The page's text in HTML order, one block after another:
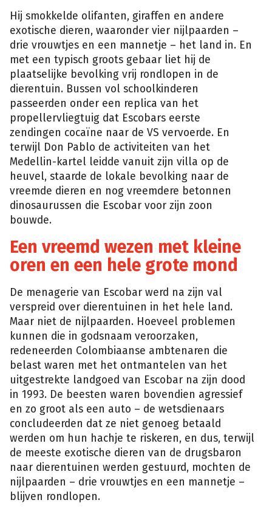
Hij smokkelde olifanten, giraffen en andere
exotische dieren, waaronder vier nijlpaarden –
drie vrouwtjes en een mannetje – het land in. En
met een typisch groots gebaar liet hij de
plaatselijke bevolking vrij rondlopen in de
dierentuin. Bussen vol schoolkinderen
passeerden onder een replica van het
propellervliegtuig dat Escobars eerste
zendingen cocaïne naar de VS vervoerde. En
terwijl Don Pablo de activiteiten van het
Medellin-kartel leidde vanuit zijn villa op de
heuvel, staarde de lokale bevolking naar de
vreemde dieren en nog vreemdere betonnen
dinosaurussen die Escobar voor zijn zoon
bouwde.
Een vreemd wezen met kleine
oren en een hele grote mond
De menagerie van Escobar werd na zijn val
verspreid over dierentuinen in het hele land.
Maar niet de nijlpaarden. Hoeveel problemen
kunnen die in godsnaam veroorzaken,
redeneerden Colombiaanse ambtenaren die
belast waren met het ontmantelen van het
uitgestrekte landgoed van Escobar na zijn dood
in 1993. De beesten waren bovendien agressief
en zo groot als een auto – de wetsdienaars
concludeerden dat ze niet genoeg betaald
werden om hun hachje te riskeren, en dus, terwijl
de meeste exotische dieren van de drugsbaron
naar dierentuinen werden gestuurd, mochten de
nijlpaarden – drie vrouwtjes en een mannetje –
blijven rondlopen.
Nijlpaarden
in
een
meer
in